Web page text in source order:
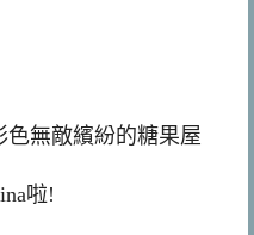
無敵繽紛的糖果屋
啦!